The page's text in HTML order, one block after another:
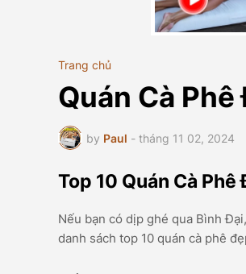
Trang chủ
Quán Cà
by Paul - tháng 11 02, 2024
Top 10 Quán Cà
Nếu bạn có dịp ghé qua Bình
danh sách top 10 quán cà phê